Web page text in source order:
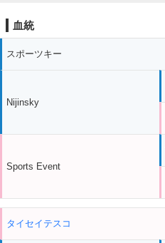
血統
スポーツキー
Nijinsky
Sports Event
タイセイテスコ